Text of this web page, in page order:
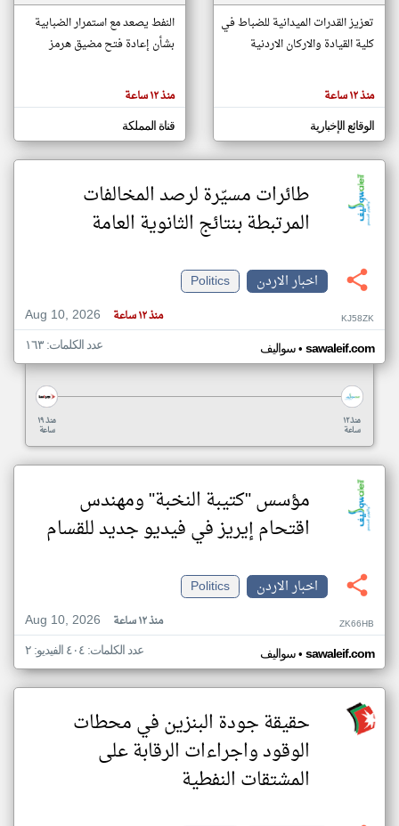
مصادر الأخبار من الاردن
اخبار الاردن على مدار الساعة
أهم اخبار الاردن العاجلة والمباشرة
المقالات
الموجوده
هنا عن
وجهة
نظر
كاتبيها.
تعزيز القدرات الميدانية للضباط في
كلية القيادة والاركان الاردنية
منذ ١٢ ساعة
الوقائع الإخبارية
النفط يصعد مع استمرار الضبابية
بشأن إعادة فتح مضيق هرمز
منذ ١٢ ساعة
قناة المملكة
طائرات مسيّرة لرصد المخالفات
المرتبطة بنتائج الثانوية العامة
اخبار الاردن
Politics
Aug 10, 2026
منذ ١٢ ساعة KJ58ZK
سواليف• sawaleif.com عدد الكلمات: ١٦٣
منذ ١٩
ساعة
منذ ١٢
ساعة
مؤسس "كتيبة النخبة" ومهندس
اقتحام إيريز في فيديو جديد للقسام
اخبار الاردن
Politics
Aug 10, 2026
منذ ١٢ ساعة ZK66HB
سواليف• sawaleif.com عدد الكلمات: ٤٠٤ الفيديو: ٢
حقيقة جودة البنزين في محطات
الوقود واجراءات الرقابة على
المشتقات النفطية
klyoum.com